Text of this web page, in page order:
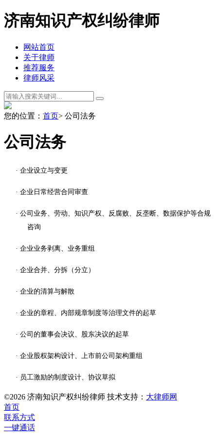
济南知识产权纠纷律师
网站首页
关于律师
推荐服务
律师风采
您的位置： 首页> 公司法务
公司法务
· 企业设立与变更
· 企业日常经营合同审查
· 公司业务、劳动、知识产权、反腐败、反垄断、数据保护等合规
咨询
· 企业业务剥离、业务重组
· 企业合并、分拆（分立）
· 企业的清算与解散
· 企业的章程、内部规章制度等治理文件的起草
· 公司的董事会决议、股东决议的起草
· 企业股权架构设计、上市前公司架构重组
· 员工激励的制度设计、协议草拟
©2026 济南知识产权纠纷律师 技术支持： 大律师网
首页
联系方式
一键通话